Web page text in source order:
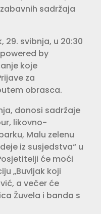
sadržaja
29. svibnja, u 20:30
powered by
koje
za
obrasca.
donosi sadržaje
likovno-
Malu zelenu
iz susjedstva“ u
će moći
„Buvljak koji
a večer će
Žuvela i banda s